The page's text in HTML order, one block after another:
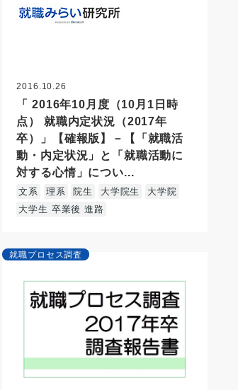
2016.10.26
「 2016年10月度（10月1日時
点） 就職内定状況（2017年
卒）」【確報版】－【「就職活
動・内定状況」と「就職活動に
対する心情」につい...
文系 理系 院生 大学院生
大学院
大学生 卒業後 進路
就職プロセス調査